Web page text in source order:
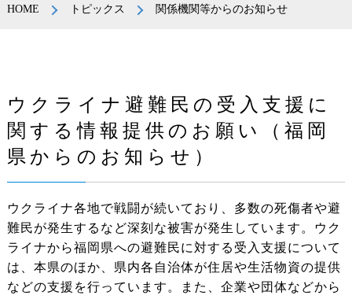
HOME トピックス 関係機関等からのお知らせ
ウクライナ避難民の受入支援に
関する情報提供のお願い（福岡
県からのお知らせ）
ウクライナ各地で戦闘が続いており、多数の死傷者や避
難民が発生するなど深刻な被害が発生しています。ウク
ライナから福岡県への避難民に対する受入支援について
は、本県のほか、県内各自治体が住居や生活物資の提供
などの支援を行っています。また、企業や団体などから